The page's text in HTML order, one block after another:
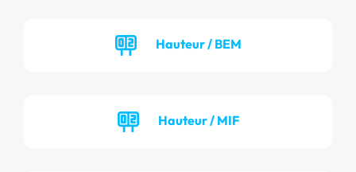
Hauteur / BEM
Hauteur / MIF